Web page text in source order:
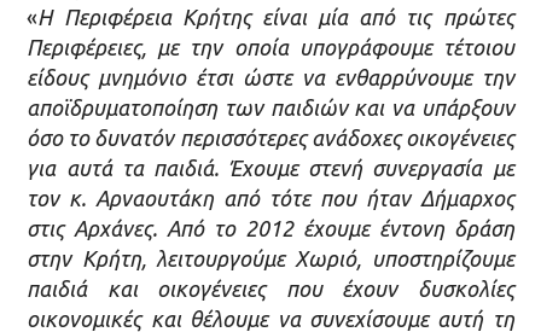
«Η Περιφέρεια Κρήτης είναι μία από τις πρώτες
Περιφέρειες, με την οποία υπογράφουμε τέτοιου
είδους μνημόνιο έτσι ώστε να ενθαρρύνουμε την
αποϊδρυματοποίηση των παιδιών και να υπάρξουν
όσο το δυνατόν περισσότερες ανάδοχες οικογένειες
για αυτά τα παιδιά. Έχουμε στενή συνεργασία με
τον κ. Αρναουτάκη από τότε που ήταν Δήμαρχος
στις Αρχάνες. Από το 2012 έχουμε έντονη δράση
στην Κρήτη, λειτουργούμε Χωριό, υποστηρίζουμε
παιδιά και οικογένειες που έχουν δυσκολίες
οικονομικές και θέλουμε να συνεχίσουμε αυτή τη